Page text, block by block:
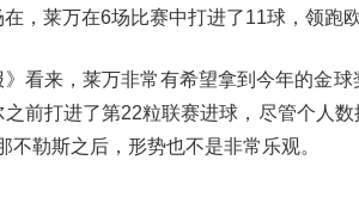
，莱万在6场比赛中打进了11球，领跑
》看来，莱万非常有希望拿到今年的金
之前打进了第22粒联赛进球，尽管个人
不勒斯之后，形势也不是非常乐观。